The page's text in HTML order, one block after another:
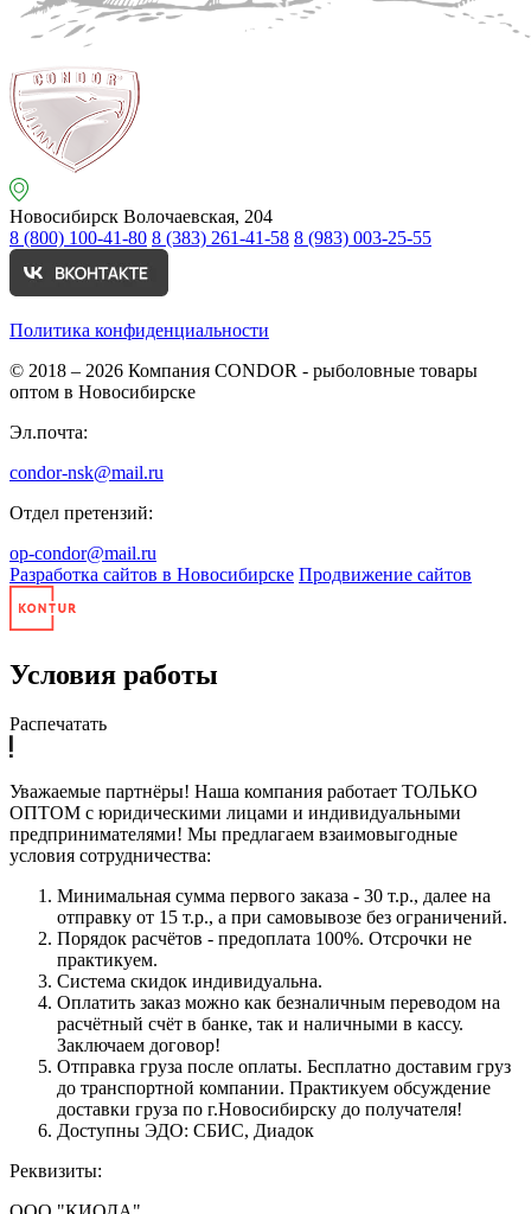
Новосибирск Волочаевская, 204
8 (800) 100-41-80 8 (383) 261-41-58 8 (983) 003-25-55
Политика конфиденциальности
© 2018 – 2026 Компания CONDOR - рыболовные товары
оптом в Новосибирске
Эл.почта:
condor-nsk@mail.ru
Отдел претензий:
op-condor@mail.ru
Разработка сайтов в Новосибирске Продвижение сайтов
Условия работы
Распечатать
Уважаемые партнёры! Наша компания работает ТОЛЬКО
ОПТОМ с юридическими лицами и индивидуальными
предпринимателями! Мы предлагаем взаимовыгодные
условия сотрудничества:
Минимальная сумма первого заказа - 30 т.р., далее на
отправку от 15 т.р., а при самовывозе без ограничений.
Порядок расчётов - предоплата 100%. Отсрочки не
практикуем.
Система скидок индивидуальна.
Оплатить заказ можно как безналичным переводом на
расчётный счёт в банке, так и наличными в кассу.
Заключаем договор!
Отправка груза после оплаты. Бесплатно доставим груз
до транспортной компании. Практикуем обсуждение
доставки груза по г.Новосибирску до получателя!
Доступны ЭДО: СБИС, Диадок
Реквизиты: